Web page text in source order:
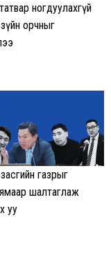
ногдуулахгүй
орчныг
газрыг
шалтаглаж
уу